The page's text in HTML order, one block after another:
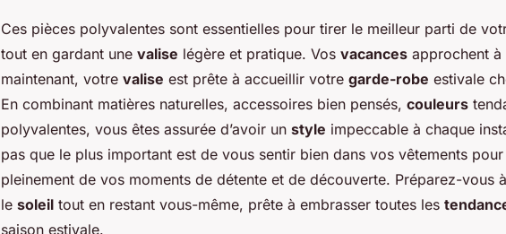
Ces pièces polyvalentes sont essentielles pour tirer le meilleur parti de
tout en gardant une valise légère et pratique. Vos vacances approchent
maintenant, votre valise est prête à accueillir votre garde-robe estivale
En combinant matières naturelles, accessoires bien pensés, couleurs
polyvalentes, vous êtes assurée d’avoir un style impeccable à chaque
pas que le plus important est de vous sentir bien dans vos vêtements
pleinement de vos moments de détente et de découverte. Préparez-vous
le soleil tout en restant vous-même, prête à embrasser toutes les
saison estivale.